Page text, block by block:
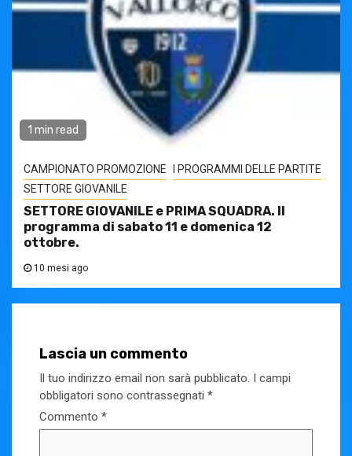
1 min read
CAMPIONATO PROMOZIONE
I PROGRAMMI DELLE PARTITE
SETTORE GIOVANILE
SETTORE GIOVANILE e PRIMA SQUADRA. Il
programma di sabato 11 e domenica 12
ottobre.
10 mesi ago
Lascia un commento
Il tuo indirizzo email non sarà pubblicato. I campi
obbligatori sono contrassegnati *
Commento *